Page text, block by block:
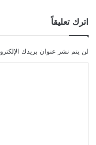
اترك تعليقاً
لن يتم نشر عنوان بريدك